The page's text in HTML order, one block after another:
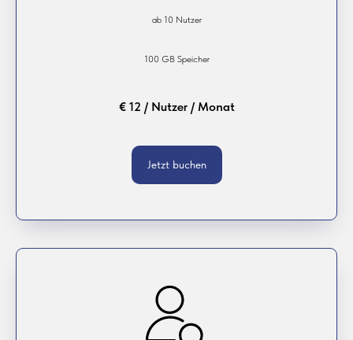
ab 10 Nutzer
100 GB Speicher
€ 12 / Nutzer / Monat
Jetzt buchen